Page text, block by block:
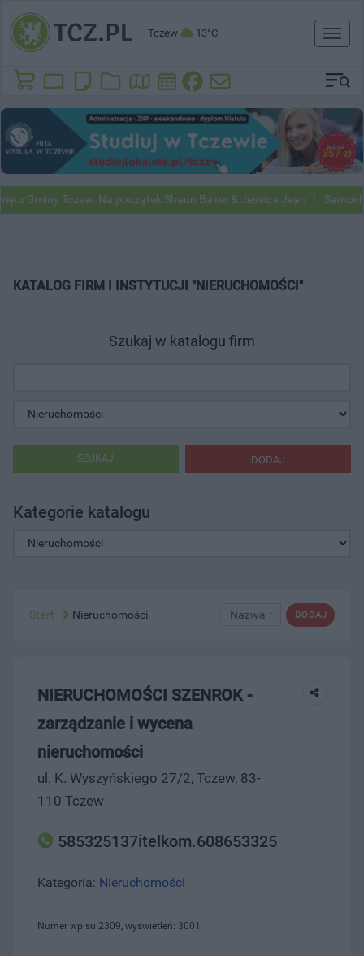
Tczew 13°C
Toggle
Gminy Tczew. Na początek Shaun Baker & Jessica Jean
KATALOG FIRM I INSTYTUCJI "NIERUCHOMOŚCI"
Szukaj w katalogu firm
DODAJ
SZUKAJ
Kategorie katalogu
DODAJ
Nazwa ↑
Start Nieruchomości
NIERUCHOMOŚCI SZENROK -
zarządzanie i wycena
nieruchomości
ul. K. Wyszyńskiego 27/2, Tczew, 83-
110 Tczew
585325137itelkom.608653325
Kategoria: Nieruchomości
Numer wpisu 2309, wyświetleń: 3001